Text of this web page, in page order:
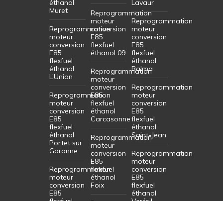
éthanol
Muret
Reprogrammation
moteur
conversion
E85
flexfuel
éthanol
L’Union
Reprogrammation
moteur
conversion
E85
flexfuel
éthanol
Portet sur
Garonne
Reprogrammation
moteur
conversion
E85
Reprogrammation
moteur
conversion
E85
flexfuel
éthanol 09
Reprogrammation
moteur
conversion
E85
flexfuel
éthanol
Carcasonne
Reprogrammation
moteur
conversion
E85
flexfuel
éthanol
Foix
Lavaur
Reprogrammation
moteur
conversion
E85
flexfuel
éthanol
Balma
Reprogrammation
moteur
conversion
E85
flexfuel
éthanol
Saint-Jean
Reprogrammation
moteur
conversion
E85
flexfuel
éthanol